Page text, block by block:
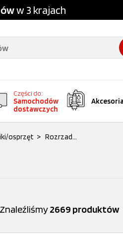
w 3 krajach
Części do:
Samochodów
dostawczych
Akcesoria
osprzęt > Rozrzad...
Znaleźliśmy2669 produktów